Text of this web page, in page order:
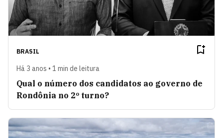
BRASIL
Há 3 anos • 1 min de leitura
Qual o número dos candidatos ao governo de
Rondônia no 2º turno?